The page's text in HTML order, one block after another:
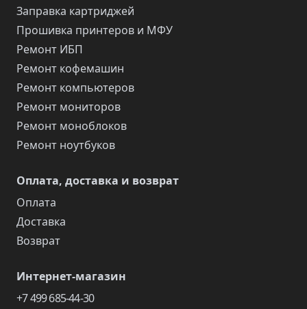
Заправка картриджей
Прошивка принтеров и МФУ
Ремонт ИБП
Ремонт кофемашин
Ремонт компьютеров
Ремонт мониторов
Ремонт моноблоков
Ремонт ноутбуков
Оплата, доставка и возврат
Оплата
Доставка
Возврат
Интернет-магазин
+7 499 685-44-30